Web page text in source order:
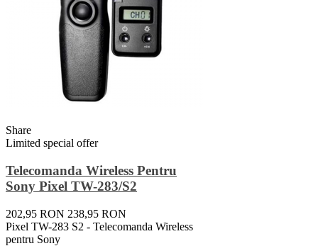
Share
Limited special offer
Telecomanda Wireless Pentru
Sony Pixel TW-283/S2
202,95 RON 238,95 RON
Pixel TW-283 S2 - Telecomanda Wireless
pentru Sony